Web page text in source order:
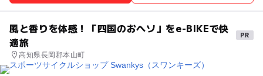
風と香りを体感！「四国のおヘソ」をe-BIKEで快
適旅
高知県長岡郡本山町